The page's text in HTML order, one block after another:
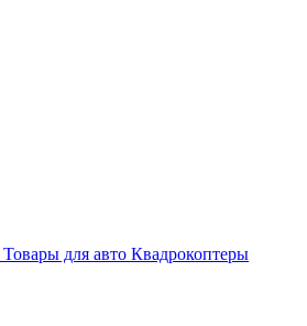
Товары для авто Квадрокоптеры